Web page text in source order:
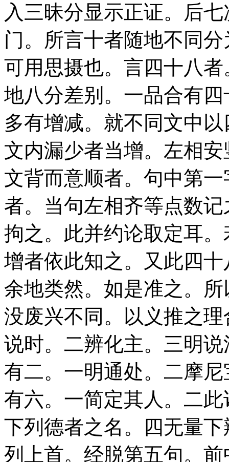
入三昧分显示正证。后
门。所言十者随地不同
可用思摄也。言四十八
地八分差别。一品合有
多有增减。就不同文中
文内漏少者当增。左相
文背而意顺者。句中第
者。当句左相齐等点数
拘之。此并约论取定耳
增者依此知之。又此四
余地类然。如是准之。
没废兴不同。以义推之
说时。二辨化主。三明
有二。一明通处。二摩
有六。一简定其人。二
下列德者之名。四无量
列上首。经脱第五句。